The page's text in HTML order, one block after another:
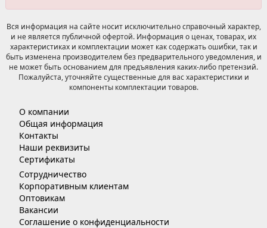
Вся информация на сайте носит исключительно справочный характер,
и не является публичной офертой. Информация о ценах, товарах, их
характеристиках и комплектации может как содержать ошибки, так и
быть изменена производителем без предварительного уведомления, и
не может быть основанием для предъявления каких-либо претензий.
Пожалуйста, уточняйте существенные для вас характеристики и
компоненты комплектации товаров.
О компании
Общая информация
Контакты
Наши реквизиты
Сертификаты
Сотрудничество
Корпоративным клиентам
Оптовикам
Вакансии
Соглашение о конфиденциальности